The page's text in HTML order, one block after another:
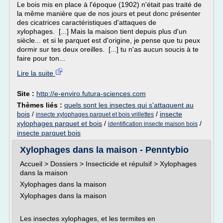
Le bois mis en place à l'époque (1902) n'était pas traité de
la même manière que de nos jours et peut donc présenter
des cicatrices caractéristiques d'attaques de
xylophages. [...] Mais la maison tient depuis plus d'un
siècle... et si le parquet est d'origine, je pense que tu peux
dormir sur tes deux oreilles. [...] tu n'as aucun soucis à te
faire pour ton...
Lire la suite
Site : http://e-enviro.futura-sciences.com
Thèmes liés : quels sont les insectes qui s'attaquent au
bois / insecte xylophages parquet et bois vrillettes / insecte
xylophages parquet et bois / identification insecte maison bois /
insecte parquet bois
Xylophages dans la maison - Penntybio
Accueil > Dossiers > Insecticide et répulsif > Xylophages
dans la maison
Xylophages dans la maison
Xylophages dans la maison
Les insectes xylophages, et les termites en